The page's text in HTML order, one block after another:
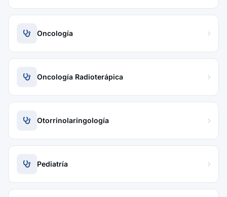
Oncología
Oncología Radioterápica
Otorrinolaringología
Pediatría